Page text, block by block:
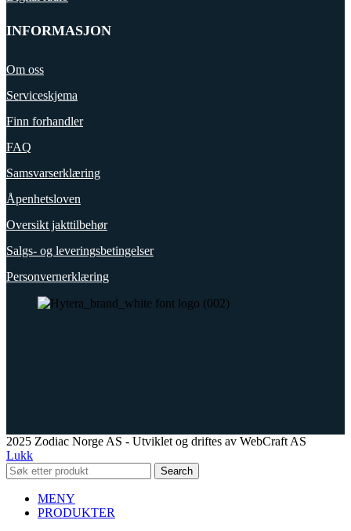
INFORMASJON
Om oss
Serviceskjema
Finn forhandler
FAQ
Samsvarserklæring
Åpenhetsloven
Oversikt jakttilbehør
Salgs- og leveringsbetingelser
Personvernerklæring
2025 Zodiac Norge AS - Utviklet og driftes av WebCraft AS
Lukk
Search
MENY
PRODUKTER